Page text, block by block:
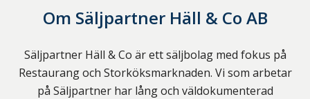
Om Säljpartner Häll & Co AB
Säljpartner Häll & Co är ett säljbolag med fokus på
Restaurang och Storköksmarknaden. Vi som arbetar
på Säljpartner har lång och väldokumenterad